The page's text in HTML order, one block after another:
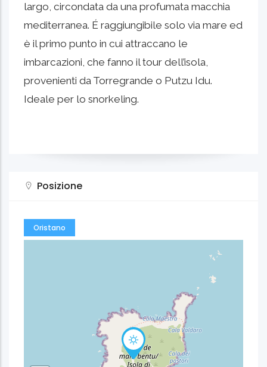
largo, circondata da una profumata macchia
mediterranea. É raggiungibile solo via mare ed
è il primo punto in cui attraccano le
imbarcazioni, che fanno il tour dell’isola,
provenienti da Torregrande o Putzu Idu.
Ideale per lo snorkeling.
Posizione
Oristano